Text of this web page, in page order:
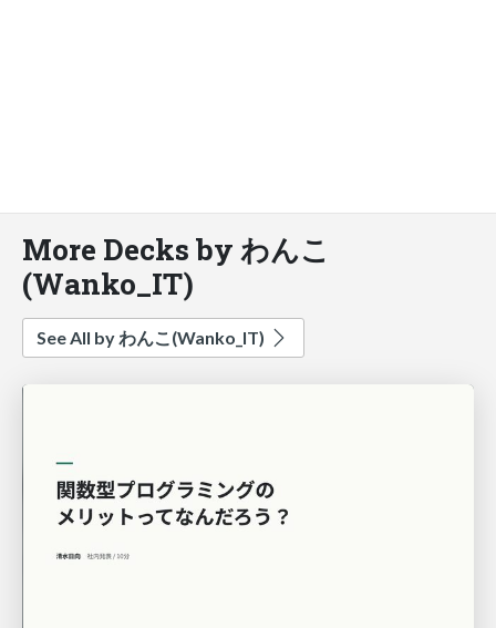
More Decks by わんこ
(Wanko_IT)
See All by わんこ(Wanko_IT)